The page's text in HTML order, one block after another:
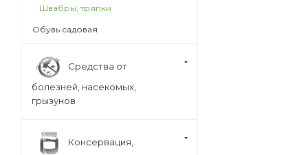
Швабры, тряпки
Обувь садовая
Средства от
болезней, насекомых,
грызунов
Консервация,